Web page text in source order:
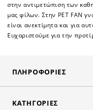
στην αντιμετώπιση των
μας φίλων. Στην PET FAN
είναι ανεκτίμητα και για
Ευχαριστούμε για την
ΠΛΗΡΟΦΟΡΊΕΣ
ΚΑΤΗΓΟΡΊΕΣ